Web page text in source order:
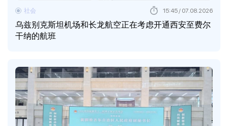
乌兹别克斯坦机场和长龙航空正在考虑开通西安至费尔
干纳的航班
社会 15:45 / 07.08.2026